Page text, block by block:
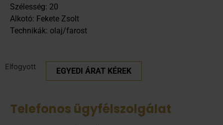
Szélesség: 20
Alkotó: Fekete Zsolt
Technikák: olaj/farost
Elfogyott EGYEDI ÁRAT KÉREK
Telefonos ügyfélszolgálat